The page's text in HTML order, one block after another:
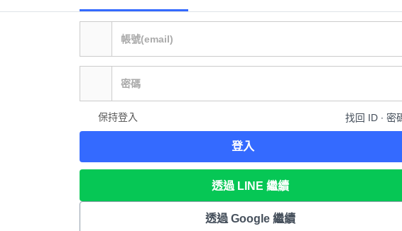
保持登入 找回 ID ∙ 密
登入
透過 LINE 繼續
透過 Google 繼續